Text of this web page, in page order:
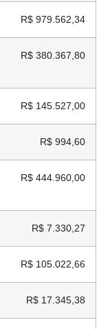
R$ 979.562,34
R$ 380.367,80
R$ 145.527,00
R$ 994,60
R$ 444.960,00
R$ 7.330,27
R$ 105.022,66
R$ 17.345,38